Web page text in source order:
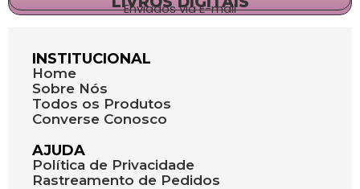
Enviados via E-mail
INSTITUCIONAL
Home
Sobre Nós
Todos os Produtos
Converse Conosco
AJUDA
Política de Privacidade
Rastreamento de Pedidos